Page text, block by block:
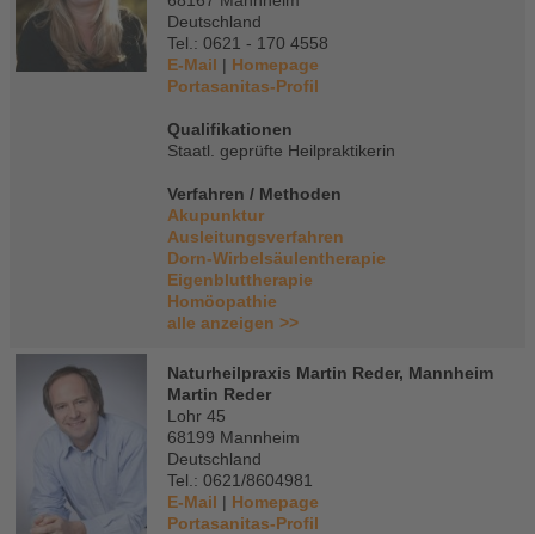
Deutschland
Tel.: 0621 - 170 4558
E-Mail | Homepage
Portasanitas-Profil
Qualifikationen
Staatl. geprüfte Heilpraktikerin
Verfahren / Methoden
Akupunktur
Ausleitungsverfahren
Dorn-Wirbelsäulentherapie
Eigenbluttherapie
Homöopathie
alle anzeigen >>
Naturheilpraxis Martin Reder, Mannheim
Martin Reder
Lohr 45
68199 Mannheim
Deutschland
Tel.: 0621/8604981
E-Mail | Homepage
Portasanitas-Profil